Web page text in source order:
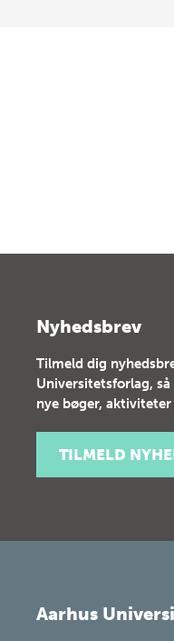
Nyhedsbrev
Tilmeld dig
Universitetsforlag,
nye bøger,
TILMELD
Aarhus